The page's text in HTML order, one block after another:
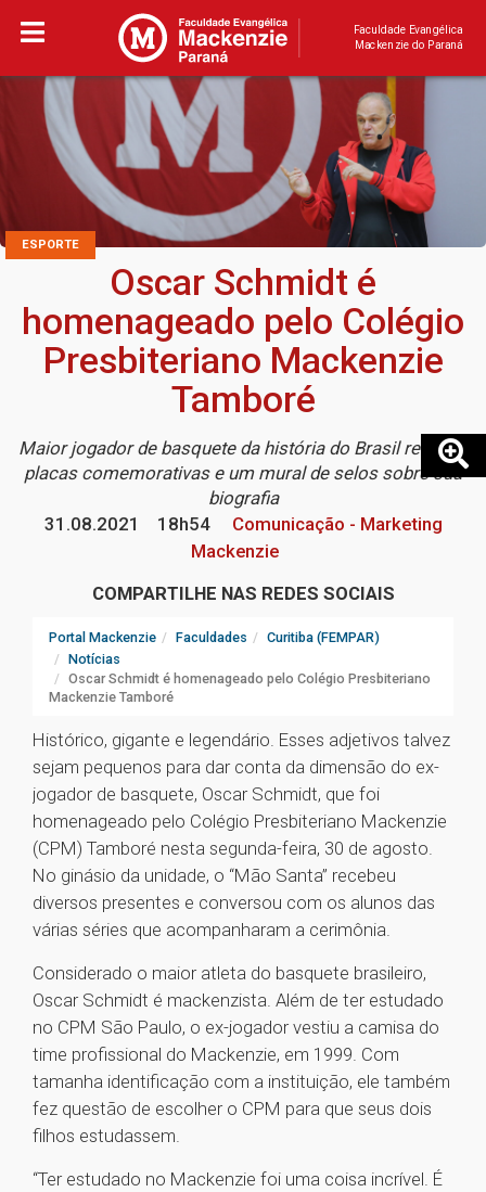
Faculdade Evangélica
Mackenzie do Paraná
ESPORTE
Oscar Schmidt é
homenageado pelo Colégio
Presbiteriano Mackenzie
Tamboré
Maior jogador de basquete da história do Brasil recebeu
placas comemorativas e um mural de selos sobre sua
biografia
31.08.2021
18h54
Comunicação - Marketing
Mackenzie
COMPARTILHE NAS REDES SOCIAIS
Portal Mackenzie Faculdades
Curitiba (FEMPAR)
Notícias
Oscar Schmidt é homenageado pelo Colégio Presbiteriano
Mackenzie Tamboré
Histórico, gigante e legendário. Esses adjetivos talvez
sejam pequenos para dar conta da dimensão do ex-
jogador de basquete, Oscar Schmidt, que foi
homenageado pelo Colégio Presbiteriano Mackenzie
(CPM) Tamboré nesta segunda-feira, 30 de agosto.
No ginásio da unidade, o “Mão Santa” recebeu
diversos presentes e conversou com os alunos das
várias séries que acompanharam a cerimônia.
Considerado o maior atleta do basquete brasileiro,
Oscar Schmidt é mackenzista. Além de ter estudado
no CPM São Paulo, o ex-jogador vestiu a camisa do
time profissional do Mackenzie, em 1999. Com
tamanha identificação com a instituição, ele também
fez questão de escolher o CPM para que seus dois
filhos estudassem.
“Ter estudado no Mackenzie foi uma coisa incrível. É